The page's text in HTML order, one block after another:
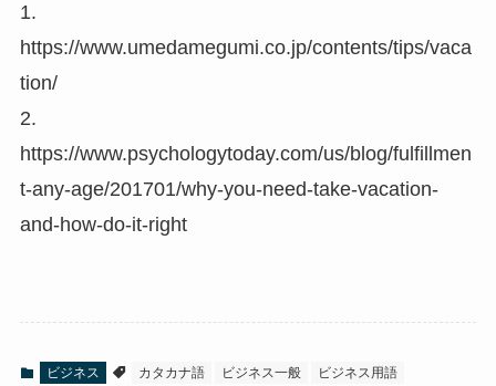
1.
https://www.umedamegumi.co.jp/contents/tips/vaca
tion/
2.
https://www.psychologytoday.com/us/blog/fulfillmen
t-any-age/201701/why-you-need-take-vacation-
and-how-do-it-right
ビジネス カタカナ語 ビジネス一般 ビジネス用語